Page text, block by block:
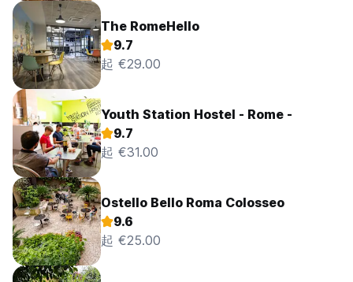
The RomeHello
9.7
起 €29.00
Youth Station Hostel - Rome -
9.7
起 €31.00
Ostello Bello Roma Colosseo
9.6
起 €25.00